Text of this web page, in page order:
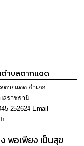
ำบลตากแดด
ตากแดด อำเภอ
ลราชธานี
252624 Email
พอเพียง เป็นสุข